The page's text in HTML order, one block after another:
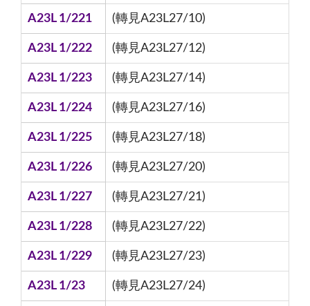
A23L 1/221 (轉見A23L27/10)
A23L 1/222 (轉見A23L27/12)
A23L 1/223 (轉見A23L27/14)
A23L 1/224 (轉見A23L27/16)
A23L 1/225 (轉見A23L27/18)
A23L 1/226 (轉見A23L27/20)
A23L 1/227 (轉見A23L27/21)
A23L 1/228 (轉見A23L27/22)
A23L 1/229 (轉見A23L27/23)
A23L 1/23 (轉見A23L27/24)